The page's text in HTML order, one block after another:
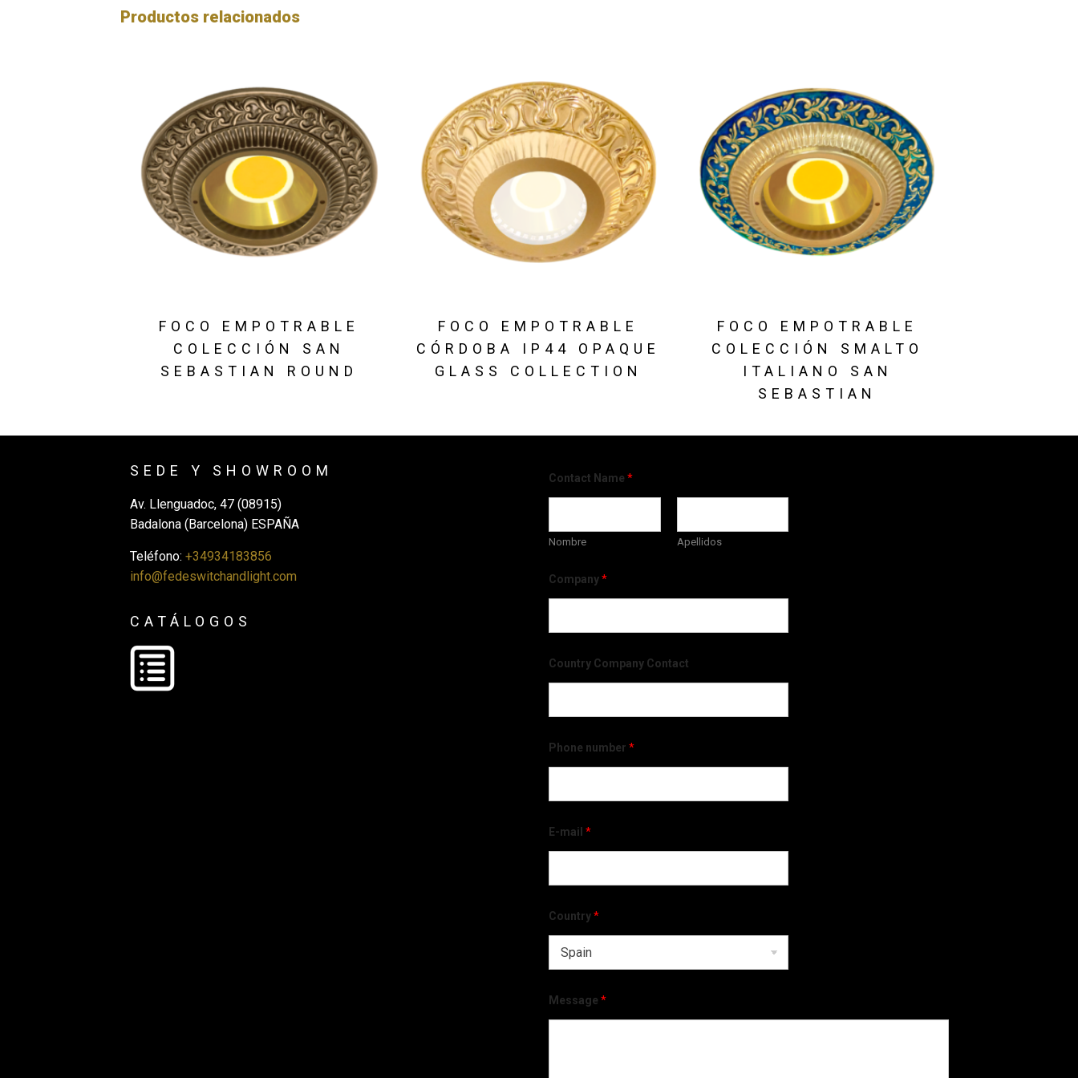
Productos relacionados
FOCO EMPOTRABLE
COLECCIÓN SAN
SEBASTIAN ROUND
FOCO EMPOTRABLE
CÓRDOBA IP44 OPAQUE
GLASS COLLECTION
FOCO EMPOTRABLE
COLECCIÓN SMALTO
ITALIANO SAN
SEBASTIAN
SEDE Y SHOWROOM
Av. Llenguadoc, 47 (08915)
Badalona (Barcelona) ESPAÑA
Teléfono: +34934183856
info@fedeswitchandlight.com
CATÁLOGOS
Contact Name *
Nombre Apellidos
Company*
Country Company Contact
Phone number *
E-mail *
Country*
Message *